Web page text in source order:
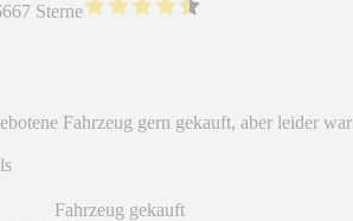
Sterne
Fahrzeug gern gekauft, aber leider
Fahrzeug gekauft